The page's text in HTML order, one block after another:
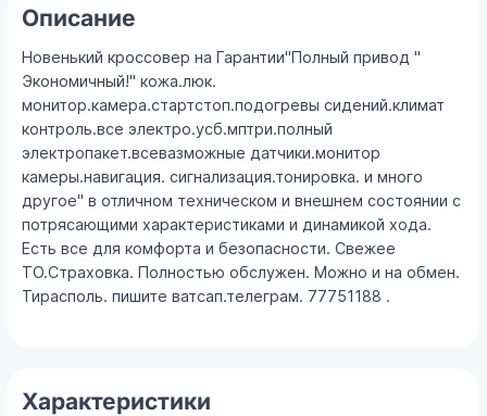
Описание
Новенький кроссовер на Гарантии"Полный привод "
Экономичный!" кожа.люк.
монитор.камера.стартстоп.подогревы сидений.климат
контроль.все электро.усб.мптри.полный
электропакет.всевазможные датчики.монитор
камеры.навигация. сигнализация.тонировка. и много
другое" в отличном техническом и внешнем состоянии с
потрясающими характеристиками и динамикой хода.
Есть все для комфорта и безопасности. Свежее
ТО.Страховка. Полностью обслужен. Можно и на обмен.
Тирасполь. пишите ватсап.телеграм. 77751188 .
Характеристики